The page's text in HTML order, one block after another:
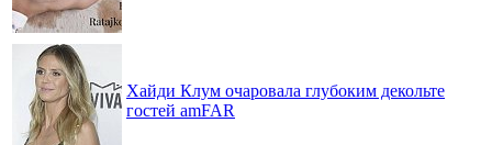
Хайди Клум очаровала глубоким декольте
гостей amFAR